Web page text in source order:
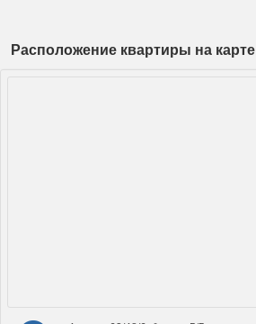
Расположение квартиры на карте